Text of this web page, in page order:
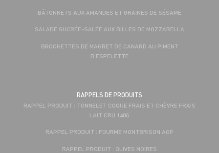
BÂTONNETS AUX AMANDES ET GRAINES DE SÉSAME
SALADE SUCRÉE-SALÉE AUX BILLES DE MOZZARELLA
BROCHETTES DE MAGRET DE CANARD AU PIMENT
D’ESPELETTE
RAPPELS DE PRODUITS
RAPPEL PRODUIT : TONNELET COQUE FRAIS ET CHÈVRE FRAIS
LAIT CRU 140G
RAPPEL PRODUIT : FOURME MONTBRISON AOP
RAPPEL PRODUIT : OLIVES NOIRES